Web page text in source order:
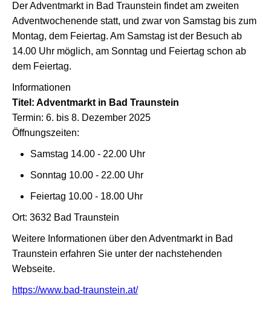
Der Adventmarkt in Bad Traunstein findet am zweiten
Adventwochenende statt, und zwar von Samstag bis zum
Montag, dem Feiertag. Am Samstag ist der Besuch ab
14.00 Uhr möglich, am Sonntag und Feiertag schon ab
dem Feiertag.
Informationen
Titel: Adventmarkt in Bad Traunstein
Termin: 6. bis 8. Dezember 2025
Öffnungszeiten:
Samstag 14.00 - 22.00 Uhr
Sonntag 10.00 - 22.00 Uhr
Feiertag 10.00 - 18.00 Uhr
Ort: 3632 Bad Traunstein
Weitere Informationen über den Adventmarkt in Bad
Traunstein erfahren Sie unter der nachstehenden
Webseite.
https://www.bad-traunstein.at/